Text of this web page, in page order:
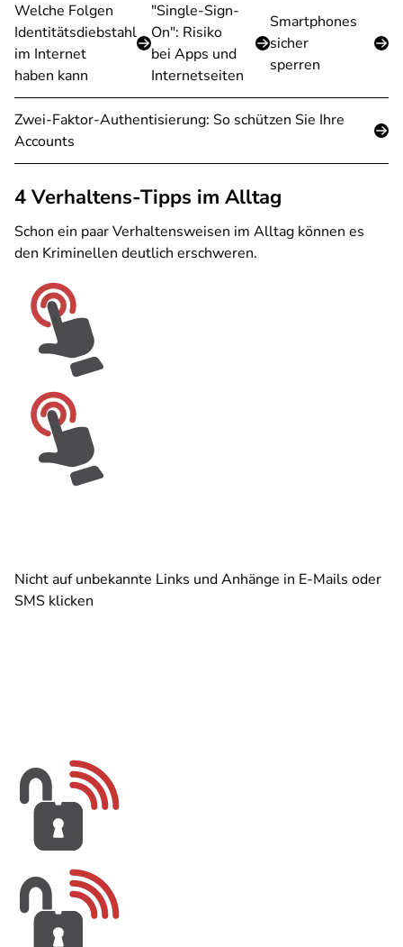
Welche Folgen
Identitätsdiebstahl
im Internet
haben kann
"Single-Sign-
On": Risiko
bei Apps und
Internetseiten
Smartphones
sicher
sperren
Zwei-Faktor-Authentisierung: So schützen Sie Ihre
Accounts
4 Verhaltens-Tipps im Alltag
Schon ein paar Verhaltensweisen im Alltag können es
den Kriminellen deutlich erschweren.
Nicht auf unbekannte Links und Anhänge in E-Mails oder
SMS klicken